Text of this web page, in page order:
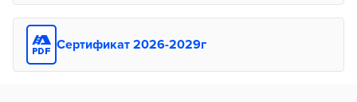
Сертификат 2026-2029г